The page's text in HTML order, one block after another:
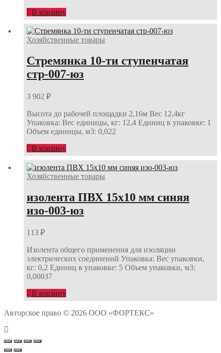
В корзину
Хозяйственные товары
Стремянка 10-ти ступенчатая
стр-007-юз
3 902 ₽
Высота до рабочей площадки 2,16м Вес 12,4кг
Упаковка: Вес единицы, кг: 12,4 Единиц в упаковке: 1
Объем единицы, м3: 0,022
В корзину
Хозяйственные товары
изолента ПВХ 15х10 мм синяя
изо-003-юз
113 ₽
Изолента общего применения для изоляции
электрических соединений Упаковка: Вес упаковки,
кг: 0,2 Единиц в упаковке: 5 Объем упаковки, м3:
0,00037
В корзину
Авторское право © 2026 ООО «ФОРТЕКС»